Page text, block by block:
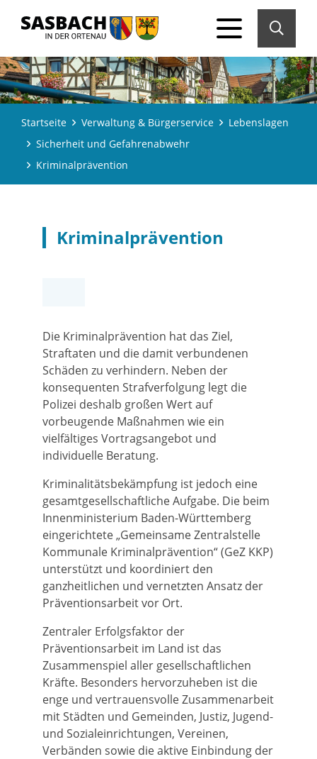
Startseite Verwaltung & Bürgerservice
Lebenslagen
Sicherheit und Gefahrenabwehr
Kriminalprävention
Kriminalprävention
Die Kriminalprävention hat das Ziel,
Straftaten und die damit verbundenen
Schäden zu verhindern. Neben der
konsequenten Strafverfolgung legt die
Polizei deshalb großen Wert auf
vorbeugende Maßnahmen wie ein
vielfältiges Vortragsangebot und
individuelle Beratung.
Kriminalitätsbekämpfung ist jedoch eine
gesamtgesellschaftliche Aufgabe. Die beim
Innenministerium Baden-Württemberg
eingerichtete „Gemeinsame Zentralstelle
Kommunale Kriminalprävention“ (GeZ KKP)
unterstützt und koordiniert den
ganzheitlichen und vernetzten Ansatz der
Präventionsarbeit vor Ort.
Zentraler Erfolgsfaktor der
Präventionsarbeit im Land ist das
Zusammenspiel aller gesellschaftlichen
Kräfte. Besonders hervorzuheben ist die
enge und vertrauensvolle Zusammenarbeit
mit Städten und Gemeinden, Justiz, Jugend-
und Sozialeinrichtungen, Vereinen,
Verbänden sowie die aktive Einbindung der